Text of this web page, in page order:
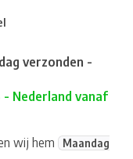
verzonden -
Nederland vanaf
wij hem
Maandag